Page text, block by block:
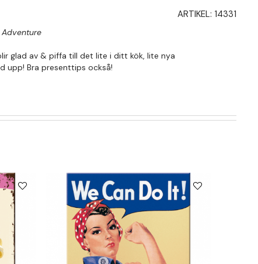
ARTIKEL: 14331
Adventure
glad av & piffa till det lite i ditt kök, lite nya
upp! Bra presenttips också!